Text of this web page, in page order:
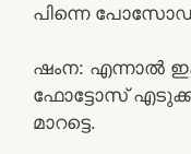
പിന്നെ പോസോഡ്
ഷംന: എന്നാൽ
ഫോട്ടോസ്
മാറട്ടെ.